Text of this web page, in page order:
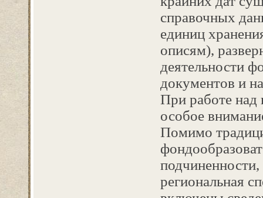
справочных
единиц
описям),
деятельности
документов и
При работе над
особое
Помимо
региональная